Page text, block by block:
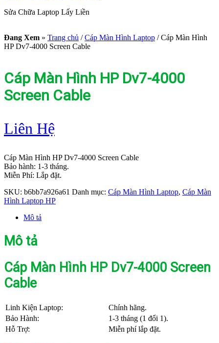
Sửa Chữa Laptop Lấy Liền
Đang Xem » Trang chủ / Cáp Màn Hình Laptop /Cáp Màn Hình
HP Dv7-4000 Screen Cable
Cáp Màn Hình HP Dv7-4000
Screen Cable
Liên Hệ
Cáp Màn Hình HP Dv7-4000 Screen Cable
Bảo hành: 1-3 tháng.
Miễn Phí: Lắp đặt.
SKU: b6bb7a926a61 Danh mục: Cáp Màn Hình Laptop, Cáp Màn
Hình Laptop HP
Mô tả
Mô tả
Cáp Màn Hình HP Dv7-4000 Screen
Cable
Linh Kiện Laptop:
Chính hãng.
Bảo Hành:
1-3 tháng (1 đổi 1).
Hỗ Trợ:
Miễn phí lắp đặt.